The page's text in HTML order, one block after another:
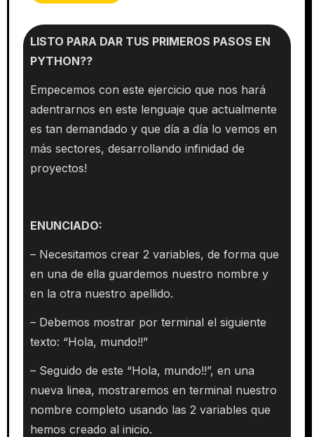
LISTO PARA DAR TUS PRIMEROS PASOS EN
PYTHON??
Empecemos con este ejercicio que nos hará
adentrarnos en este lenguaje que actualmente
es tan demandado y que día a día lo vemos en
más sectores, desarrollando infinidad de
proyectos!
ENUNCIADO:
– Necesitamos crear 2 variables, de forma que
en una de ella guardemos nuestro nombre y
en la otra nuestro apellido.
– Debemos mostrar por terminal el siguiente
texto: “Hola, mundo!!”
– Seguido de este “Hola, mundo!!”, en una
nueva linea, mostraremos en terminal nuestro
nombre completo usando las 2 variables que
hemos creado al inicio.